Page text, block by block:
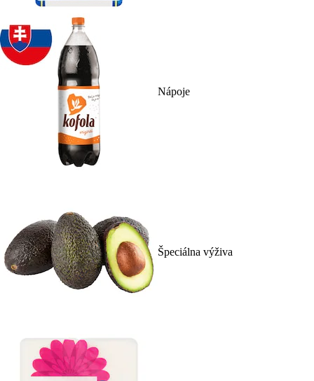
Nápoje
Špeciálna výživa